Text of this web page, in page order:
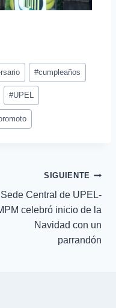
#cumpleaños
#UPEL
SIGUIENTE
Sede Central de UPEL-
celebró inicio de la
Navidad con un
parrandón